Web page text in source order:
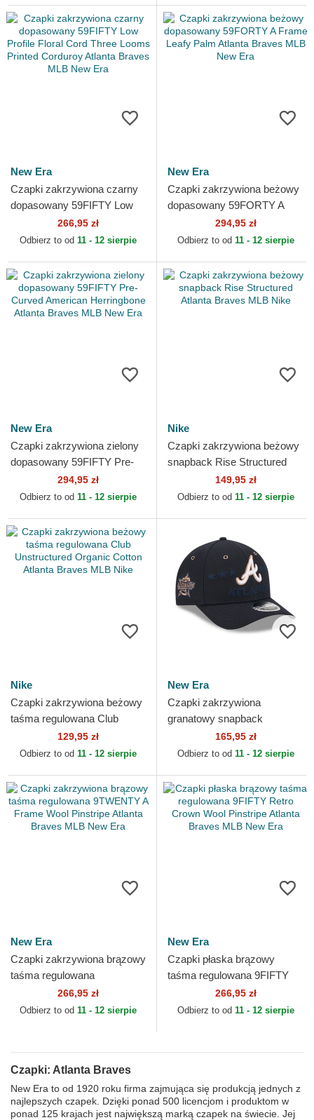
New Era
Czapki zakrzywiona czarny
dopasowany 59FIFTY Low
Profile Floral Cord Three
Looms Printed Corduroy...
266,95 zł
Odbierz to od 11 - 12 sierpie
New Era
Czapki zakrzywiona beżowy
dopasowany 59FORTY A
Frame Leafy Palm Atlanta
Braves MLB New Era
294,95 zł
Odbierz to od 11 - 12 sierpie
New Era
Czapki zakrzywiona zielony
dopasowany 59FIFTY Pre-
Curved American
Herringbone Atlanta Braves
294,95 zł
Odbierz to od 11 - 12 sierpie
Nike
Czapki zakrzywiona beżowy
snapback Rise Structured
Atlanta Braves MLB Nike
149,95 zł
Odbierz to od 11 - 12 sierpie
Nike
Czapki zakrzywiona beżowy
taśma regulowana Club
Unstructured Organic Cotton
Atlanta Braves MLB Nike
129,95 zł
Odbierz to od 11 - 12 sierpie
New Era
Czapki zakrzywiona
granatowy snapback
9FORTY M-Crown All Star
Game Atlanta Braves MLB
165,95 zł
Odbierz to od 11 - 12 sierpie
New Era
Czapki zakrzywiona brązowy
taśma regulowana
9TWENTY A Frame Wool
Pinstripe Atlanta Braves MLB
266,95 zł
Odbierz to od 11 - 12 sierpie
New Era
Czapki płaska brązowy
taśma regulowana 9FIFTY
Retro Crown Wool Pinstripe
Atlanta Braves MLB New Era
266,95 zł
Odbierz to od 11 - 12 sierpie
Czapki: Atlanta Braves
New Era to od 1920 roku firma zajmująca się produkcją jednych z
najlepszych czapek. Dzięki ponad 500 licencjom i produktom w
ponad 125 krajach jest największą marką czapek na świecie. Jej